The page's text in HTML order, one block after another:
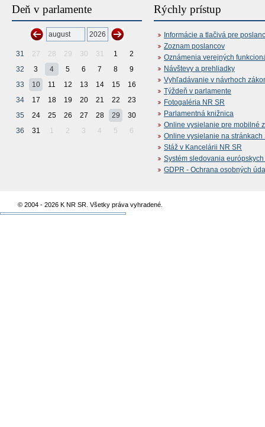
Deň v parlamente
31 27 28 29 30 31 1
2
32
3 4 5 6 7 8
9
33
10 11 12 13 14 15
16
34
17 18 19 20 21 22
23
35
24 25 26 27 28 29
30
36
31 1 2 3 4 5 6
Rýchly prístup
Informácie a tlačivá pre
Zoznam poslancov
Oznámenia verejných
Návštevy a prehliadky
Vyhľadávanie v návrhoch
Týždeň v parlamente
Fotogaléria NR SR
Parlamentná knižnica
Online vysielanie pre mobilné
Online vysielanie na stránkach
Stáž v Kancelárii NR SR
Systém sledovania
GDPR - Ochrana osobných
© 2004 - 2026 K NR SR. Všetky práva vyhradené.